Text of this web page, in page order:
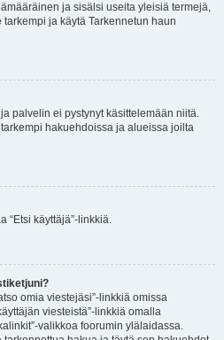
ja sisälsi useita yleisiä termejä,
ja käytä Tarkennetun haun
palvelin ei pystynyt käsittelemään niitä.
tarkempi hakuehdoissa ja alueissa joilta
“Etsi käyttäjä”-linkkiä.
omia viestejäsi”-linkkiä omissa
viesteistä”-linkkiä omalla
valikkoa foorumin ylälaidassa.